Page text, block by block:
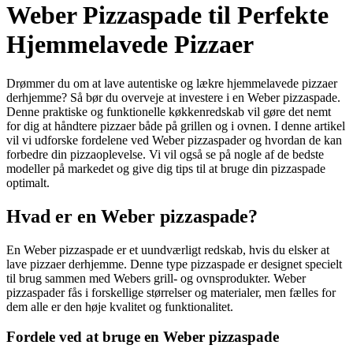
Weber Pizzaspade til Perfekte
Hjemmelavede Pizzaer
Drømmer du om at lave autentiske og lækre hjemmelavede pizzaer
derhjemme? Så bør du overveje at investere i en Weber pizzaspade.
Denne praktiske og funktionelle køkkenredskab vil gøre det nemt
for dig at håndtere pizzaer både på grillen og i ovnen. I denne artikel
vil vi udforske fordelene ved Weber pizzaspader og hvordan de kan
forbedre din pizzaoplevelse. Vi vil også se på nogle af de bedste
modeller på markedet og give dig tips til at bruge din pizzaspade
optimalt.
Hvad er en Weber pizzaspade?
En Weber pizzaspade er et uundværligt redskab, hvis du elsker at
lave pizzaer derhjemme. Denne type pizzaspade er designet specielt
til brug sammen med Webers grill- og ovnsprodukter. Weber
pizzaspader fås i forskellige størrelser og materialer, men fælles for
dem alle er den høje kvalitet og funktionalitet.
Fordele ved at bruge en Weber pizzaspade